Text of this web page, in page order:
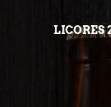
LICORES